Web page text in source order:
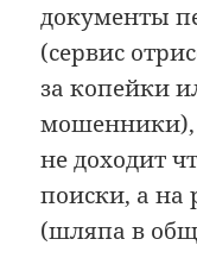
документы
(сервис
за копейки
мошенники),
не доходит
поиски, а на
(шляпа в